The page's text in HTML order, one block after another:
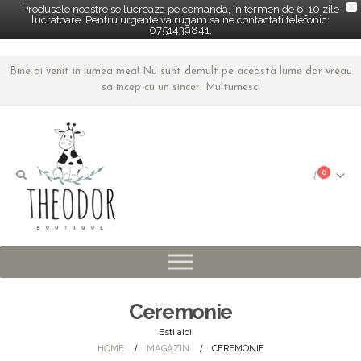
X
Produsele noastre se lucreaza pe comanda, in termen de 6-10 zile
lucratoare. Pentru urgente va rugam sa ne contactati telefonic:
0751439841.
Bine ai venit in lumea mea! Nu sunt demult pe aceasta lume dar vreau
sa incep cu un sincer: Multumesc!
0
Ceremonie
Esti aici:
HOME
MAGAZIN CEREMONIE